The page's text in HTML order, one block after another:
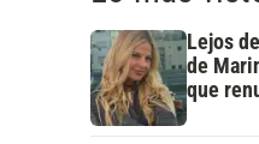
Lejos
de
que